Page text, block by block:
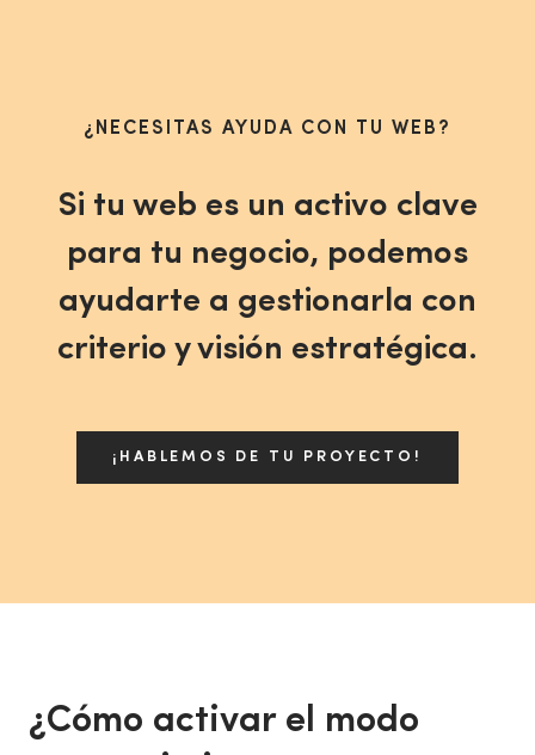
¿NECESITAS AYUDA CON TU WEB?
Si tu web es un activo clave
para tu negocio, podemos
ayudarte a gestionarla con
criterio y visión estratégica.
¡HABLEMOS DE TU PROYECTO!
¿Cómo activar el modo